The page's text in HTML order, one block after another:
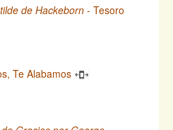
de Hackeborn - Tesoro
Te Alabamos